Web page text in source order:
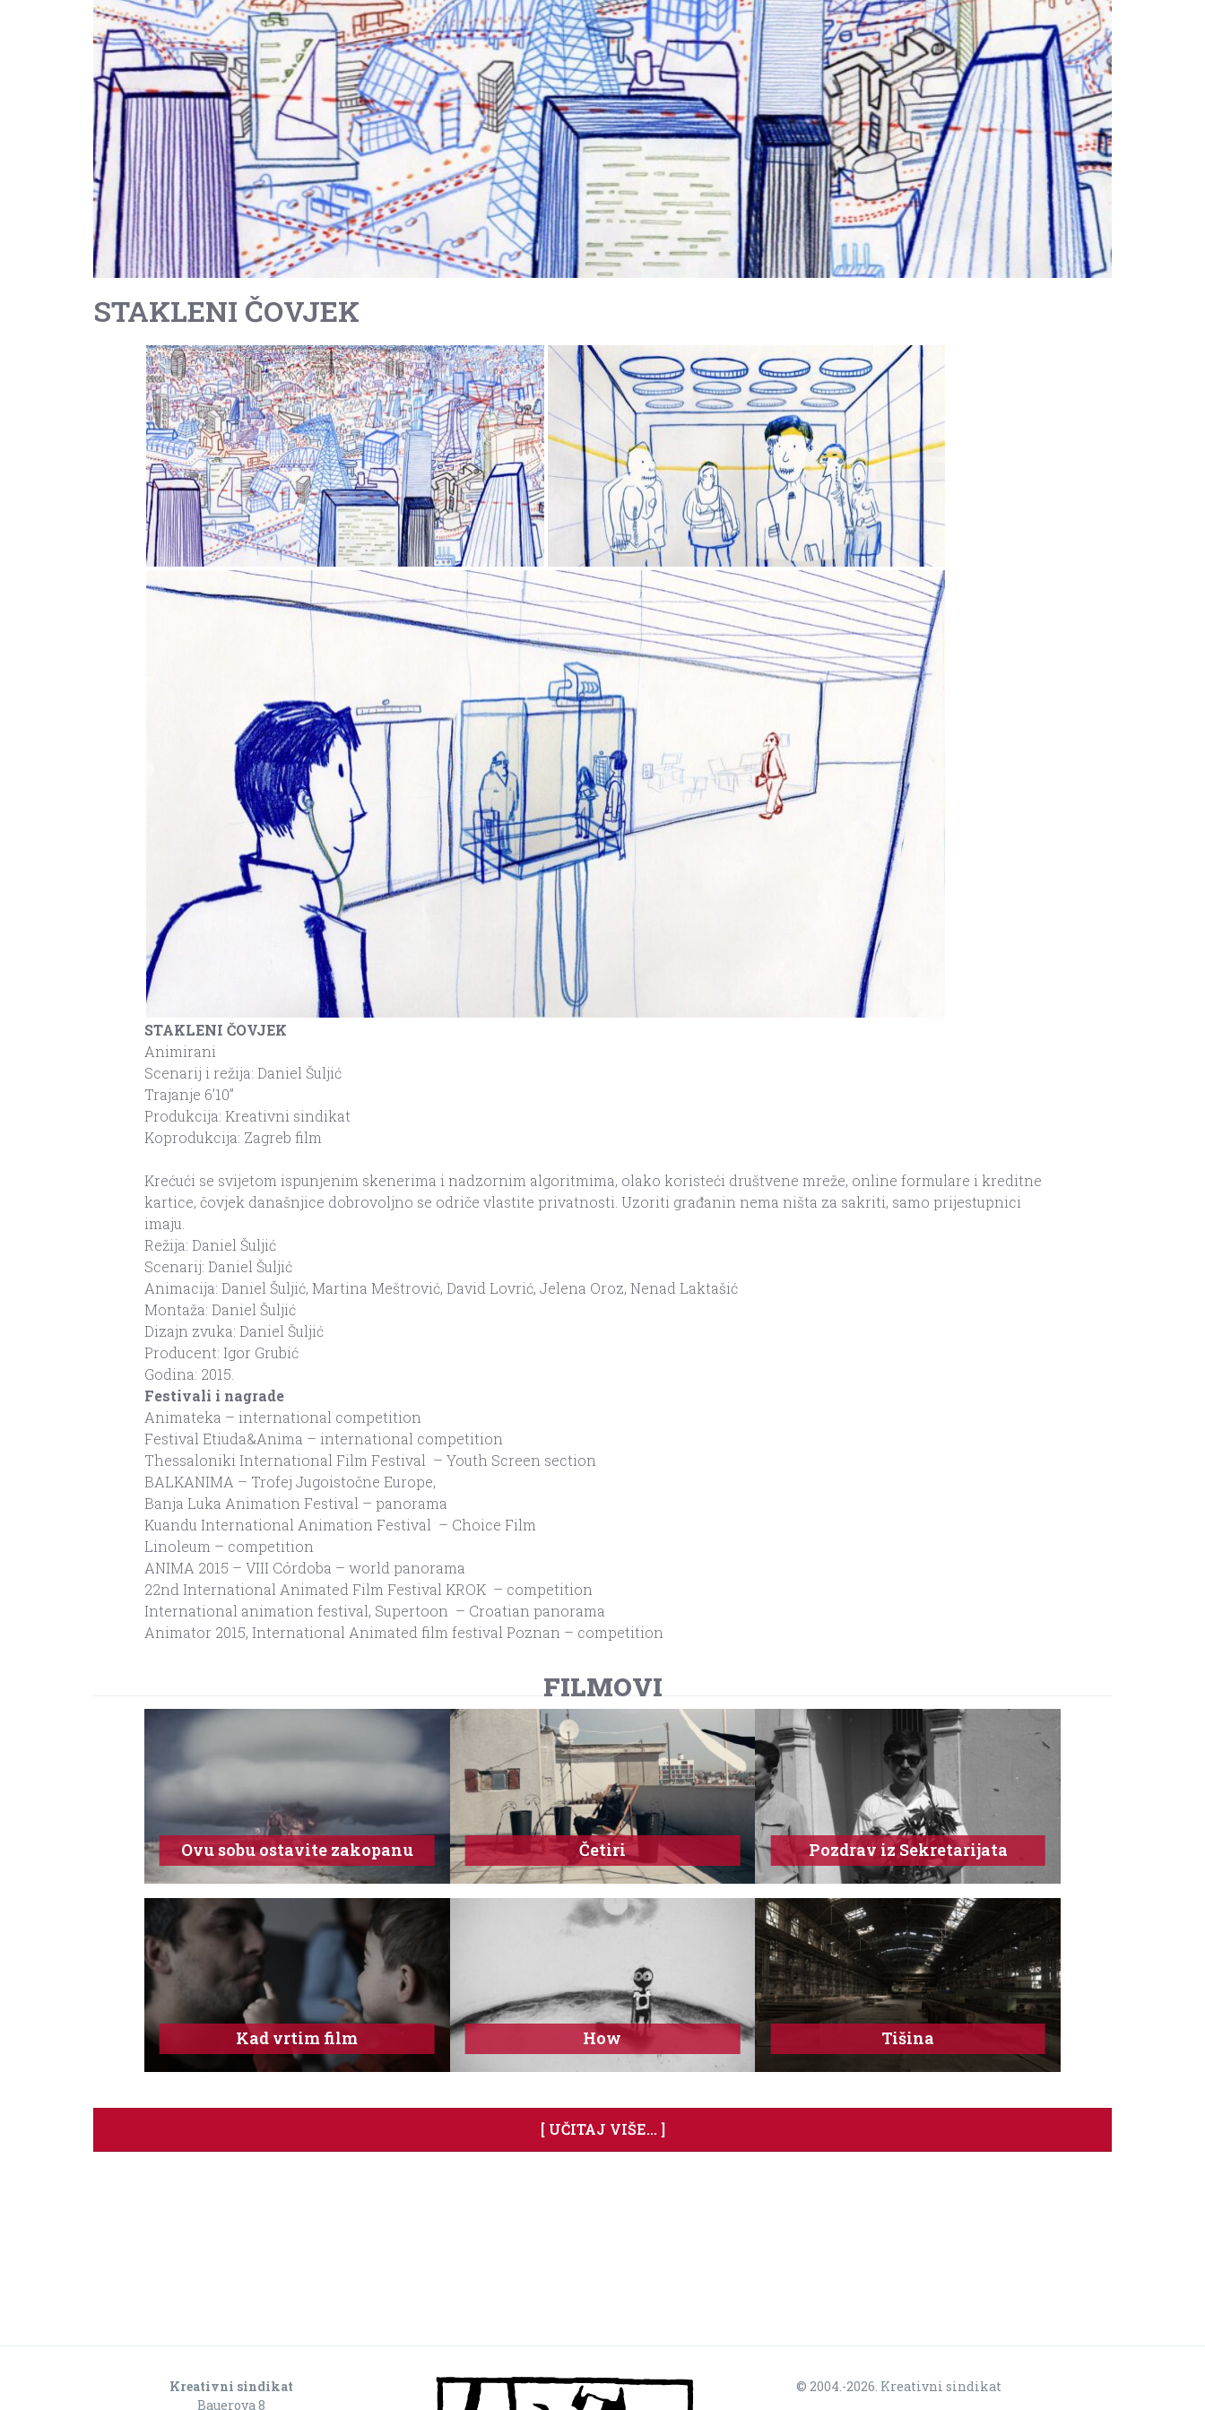
STAKLENI ČOVJEK
STAKLENI ČOVJEK
Animirani
Scenarij i režija: Daniel Šuljić
Trajanje 6’10”
Produkcija: Kreativni sindikat
Koprodukcija: Zagreb film
Krećući se svijetom ispunjenim skenerima i nadzornim algoritmima, olako koristeći društvene mreže, online formulare i kreditne
kartice, čovjek današnjice dobrovoljno se odriče vlastite privatnosti. Uzoriti građanin nema ništa za sakriti, samo prijestupnici
imaju.
Režija: Daniel Šuljić
Scenarij: Daniel Šuljić
Animacija: Daniel Šuljić, Martina Meštrović, David Lovrić, Jelena Oroz, Nenad Laktašić
Montaža: Daniel Šuljić
Dizajn zvuka: Daniel Šuljić
Producent: Igor Grubić
Godina: 2015.
Festivali i nagrade
Animateka – international competition
Festival Etiuda&Anima – international competition
Thessaloniki International Film Festival – Youth Screen section
BALKANIMA – Trofej Jugoistočne Europe,
Banja Luka Animation Festival – panorama
Kuandu International Animation Festival – Choice Film
Linoleum – competition
ANIMA 2015 – VIII Córdoba – world panorama
22nd International Animated Film Festival KROK – competition
International animation festival, Supertoon – Croatian panorama
Animator 2015, International Animated film festival Poznan – competition
FILMOVI
Ovu sobu ostavite zakopanu Četiri Pozdrav iz Sekretarijata
Kad vrtim film How Tišina
[ UČITAJ VIŠE... ]
Kreativni sindikat
Bauerova 8
© 2004.-2026. Kreativni sindikat